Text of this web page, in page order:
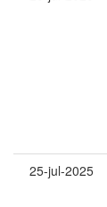
25-jul-2025